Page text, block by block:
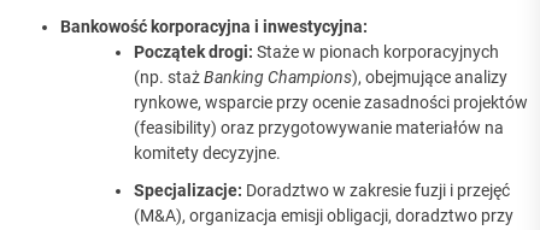
Bankowość korporacyjna i inwestycyjna:
Początek drogi: Staże w pionach korporacyjnych
(np. stażBanking Champions), obejmujące analizy
rynkowe, wsparcie przy ocenie zasadności projektów
(feasibility) oraz przygotowywanie materiałów na
komitety decyzyjne.
Specjalizacje: Doradztwo w zakresie fuzji i przejęć
(M&A), organizacja emisji obligacji, doradztwo przy